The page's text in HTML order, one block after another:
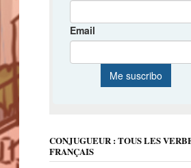
CONJUGUEUR : TOUS LES
FRANÇAIS